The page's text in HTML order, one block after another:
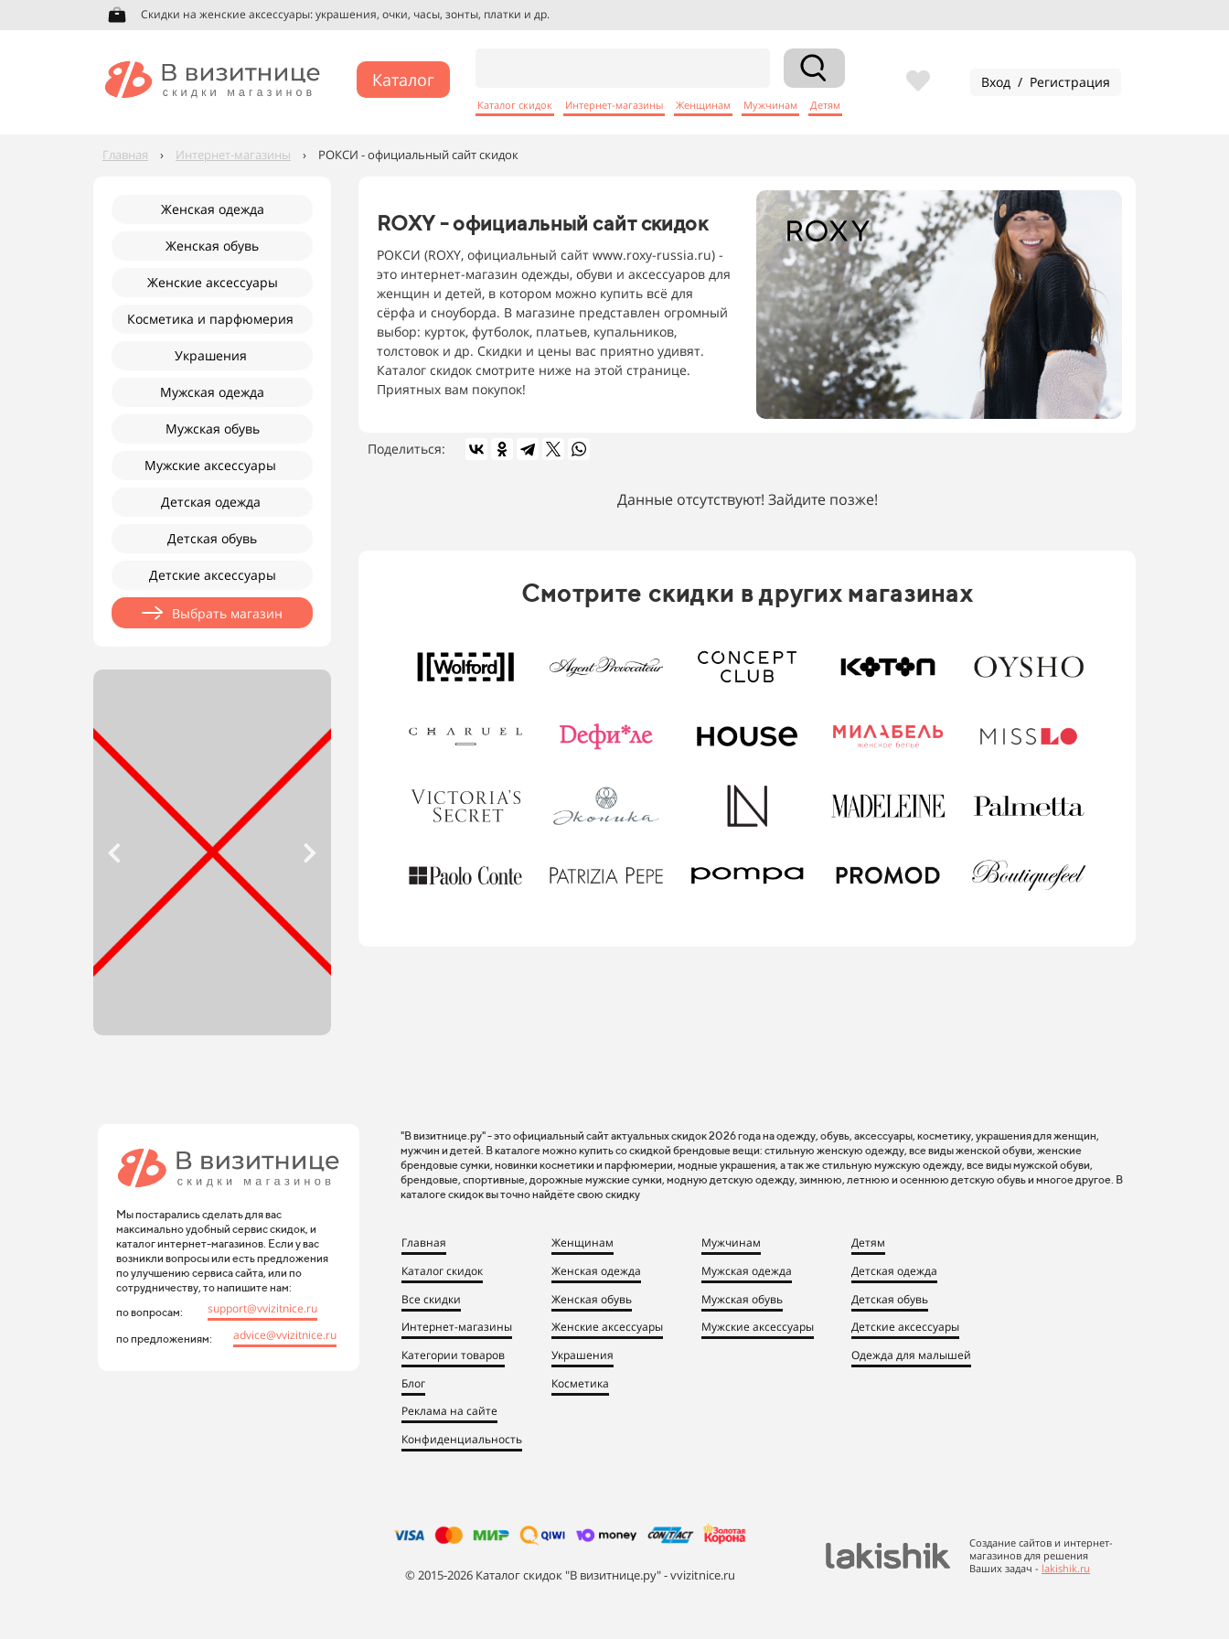
Скидки на женские аксессуары: украшения, очки, часы, зонты, платки и др.
Каталог
Каталог скидок Интернет-магазины Женщинам Мужчинам Детям
Вход / Регистрация
Главная › Интернет-магазины › РОКСИ - официальный сайт скидок
Женская одежда
Женская обувь
Женские аксессуары
Косметика и парфюмерия
Украшения
Мужская одежда
Мужская обувь
Мужские аксессуары
Детская одежда
Детская обувь
Детские аксессуары
Выбрать магазин
ROXY - официальный сайт скидок
РОКСИ (ROXY, официальный сайт www.roxy-russia.ru) -
это интернет-магазин одежды, обуви и аксессуаров для
женщин и детей, в котором можно купить всё для
сёрфа и сноуборда. В магазине представлен огромный
выбор: курток, футболок, платьев, купальников,
толстовок и др. Скидки и цены вас приятно удивят.
Каталог скидок смотрите ниже на этой странице.
Приятных вам покупок!
Поделиться:
Данные отсутствуют! Зайдите позже!
Смотрите скидки в других магазинах
Мы постарались сделать для вас
максимально удобный сервис скидок, и
каталог интернет-магазинов. Если у вас
возникли вопросы или есть предложения
по улучшению сервиса сайта, или по
сотрудничеству, то напишите нам:
по вопросам:
support@vvizitnice.ru
по предложениям: advice@vvizitnice.ru
"В визитнице.ру" - это официальный сайт актуальных скидок 2026 года на одежду, обувь, аксессуары, косметику, украшения для женщин,
мужчин и детей. В каталоге можно купить со скидкой брендовые вещи: стильную женскую одежду, все виды женской обуви, женские
брендовые сумки, новинки косметики и парфюмерии, модные украшения, а так же стильную мужскую одежду, все виды мужской обуви,
брендовые, спортивные, дорожные мужские сумки, модную детскую одежду, зимнюю, летнюю и осеннюю детскую обувь и многое другое. В
каталоге скидок вы точно найдёте свою скидку
Главная
Каталог скидок
Все скидки
Интернет-магазины
Категории товаров
Блог
Реклама на сайте
Конфиденциальность
Женщинам
Женская одежда
Женская обувь
Женские аксессуары
Украшения
Косметика
Мужчинам
Мужская одежда
Мужская обувь
Мужские аксессуары
Детям
Детская одежда
Детская обувь
Детские аксессуары
Одежда для малышей
© 2015-2026 Каталог скидок "В визитнице.ру" - vvizitnice.ru
Создание сайтов и интернет-
магазинов для решения
Ваших задач - lakishik.ru